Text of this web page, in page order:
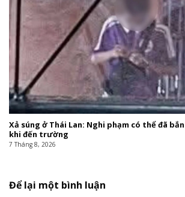
Xả súng ở Thái Lan: Nghi phạm có thể đã
khi đến trường
7 Tháng 8, 2026
Để lại một bình luận